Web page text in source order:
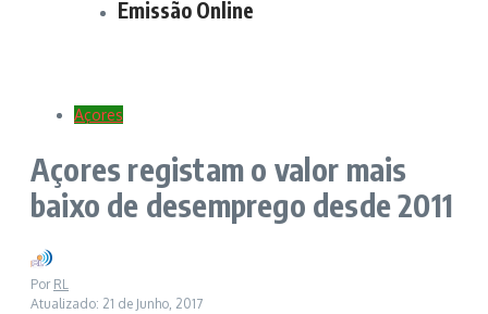
Emissão Online
Açores
Açores registam o valor mais
baixo de desemprego desde 2011
Por RL
Atualizado: 21 de Junho, 2017